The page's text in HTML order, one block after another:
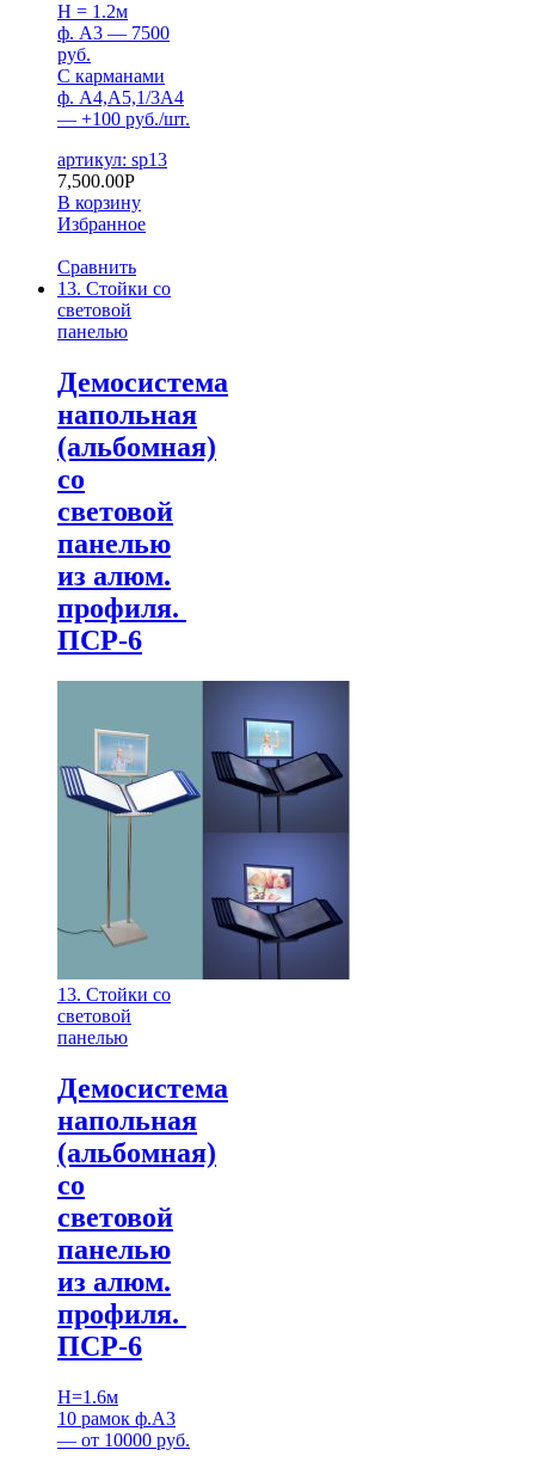
H = 1.2м
ф. А3 — 7500
руб.
С карманами
ф. А4,А5,1/3А4
— +100 руб./шт.
артикул: sp13
7,500.00Р
В корзину
Избранное
Сравнить
13. Стойки со
световой
панелью
Демосистема
напольная
(альбомная)
со
световой
панелью
из алюм.
профиля.
ПСР-6
13. Стойки со
световой
панелью
Демосистема
напольная
(альбомная)
со
световой
панелью
из алюм.
профиля.
ПСР-6
H=1.6м
10 рамок ф.А3
— от 10000 руб.